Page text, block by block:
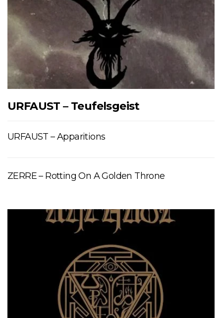
URFAUST – Teufelsgeist
URFAUST – Apparitions
ZERRE – Rotting On A Golden Throne